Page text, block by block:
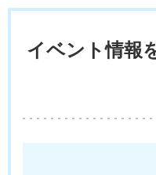
イベント情報